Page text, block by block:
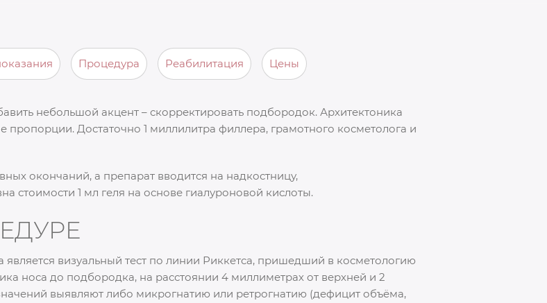
Процедура Реабилитация Цены
небольшой акцент – скорректировать подбородок. Архитектоника
Достаточно 1 миллилитра филлера, грамотного косметолога и
окончаний, а препарат вводится на надкостницу,
стоимости 1 мл геля на основе гиалуроновой кислоты.
визуальный тест по линии Риккетса, пришедший в косметологию
носа до подбородка, на расстоянии 4 миллиметрах от верхней и 2
выявляют либо микрогнатию или ретрогнатию (дефицит объёма,